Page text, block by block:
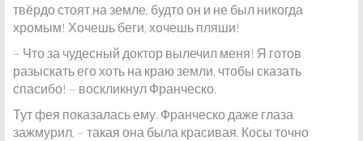
твёрдо стоят на земле, будто он и не был никогда
хромым! Хочешь беги, хочешь пляши!
– Что за чудесный доктор вылечил меня! Я готов
разыскать его хоть на краю земли, чтобы сказать
спасибо! – воскликнул Франческо.
Тут фея показалась ему. Франческо даже глаза
зажмурил, – такая она была красивая. Косы точно